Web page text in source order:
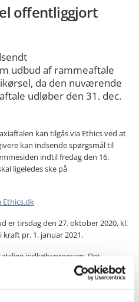
offentliggjort
udbud af rammeaftale
da den nuværende
udløber den 31. dec.
kan tilgås via Ethics ved at
kan indsende spørgsmål til
indtil fredag den 16.
ligeledes ske på
er tirsdag den 27. oktober 2020, kl.
pr. 1. januar 2021.
indkøbsprogram. Det
skal bruge aftalen til indkøb af